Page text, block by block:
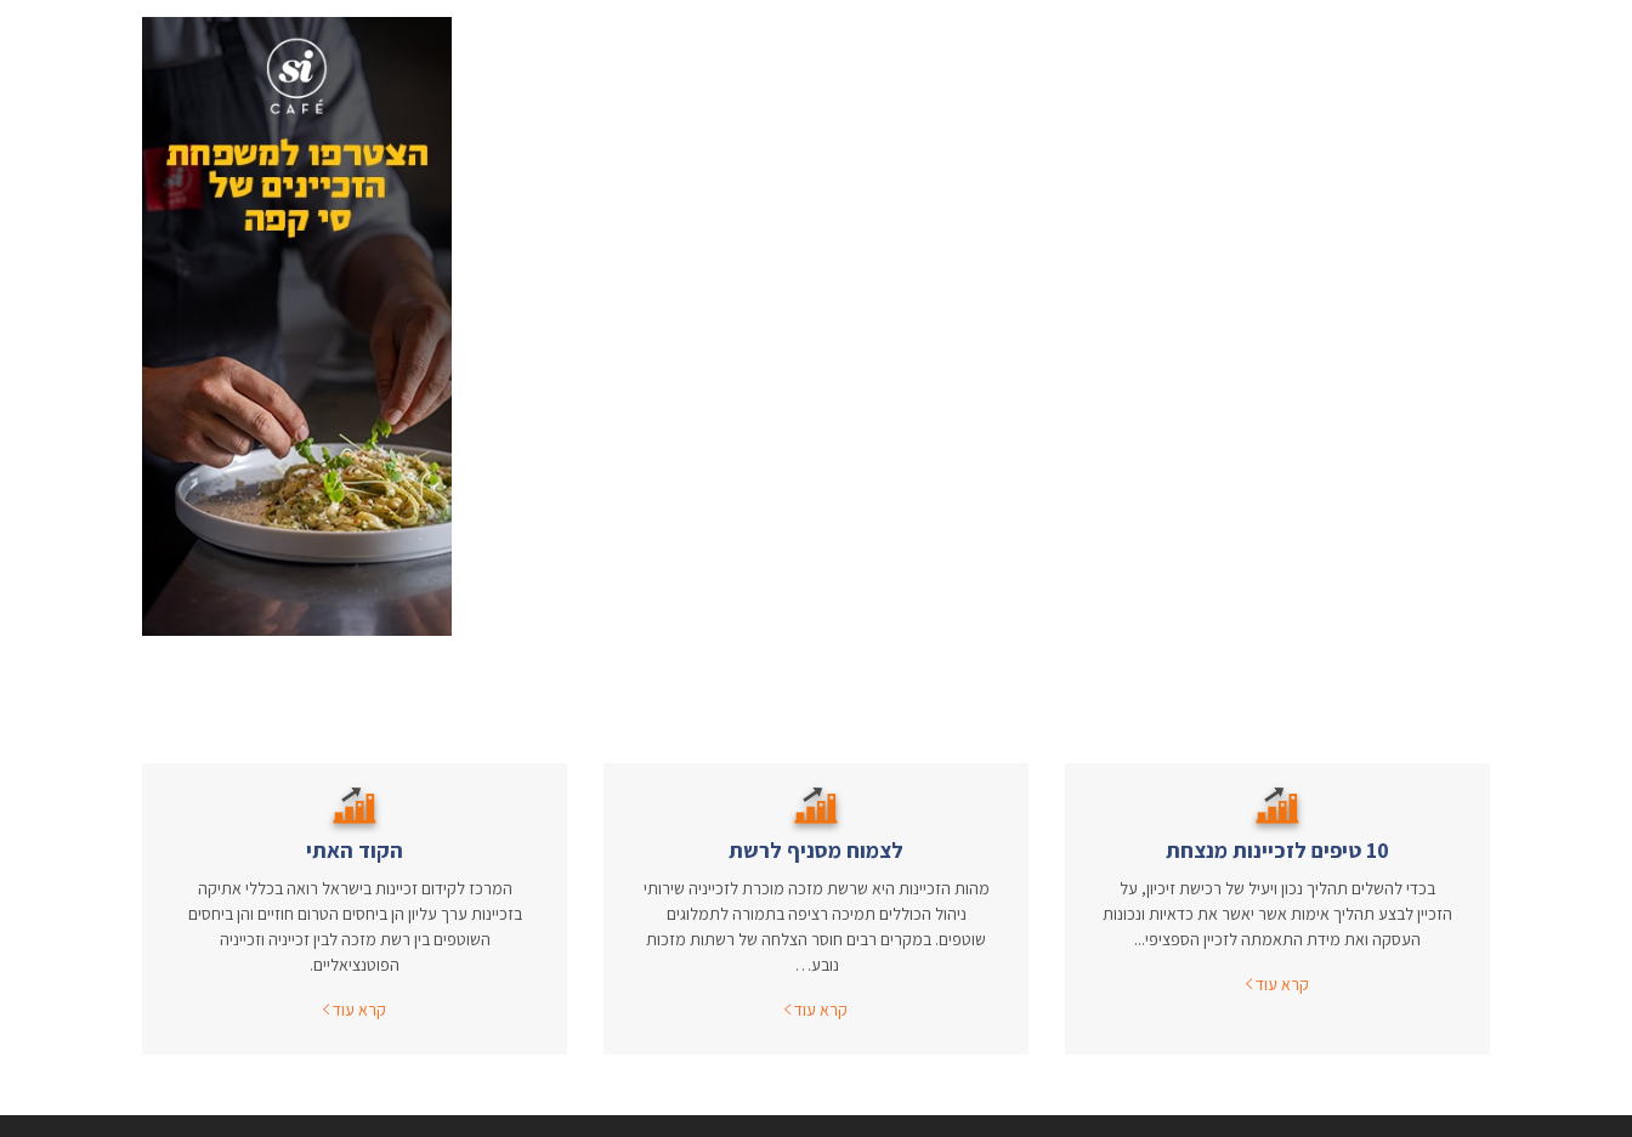
10 טיפים לזכיינות מנצחת
בכדי להשלים תהליך נכון ויעיל של רכישת זיכיון, על
הזכיין לבצע תהליך אימות אשר יאשר את כדאיות ונכונות
העסקה ואת מידת התאמתה לזכיין הספציפי...
קרא עוד
לצמוח מסניף לרשת
מהות הזכיינות היא שרשת מזכה מוכרת לזכייניה שירותי
ניהול הכוללים תמיכה רציפה בתמורה לתמלוגים
שוטפים. במקרים רבים חוסר הצלחה של רשתות מזכות
נובע…
קרא עוד
הקוד האתי
המרכז לקידום זכיינות בישראל רואה בכללי אתיקה
בזכיינות ערך עליון הן ביחסים הטרום חוזיים והן ביחסים
השוטפים בין רשת מזכה לבין זכייניה וזכייניה
הפוטנציאליים.
קרא עוד